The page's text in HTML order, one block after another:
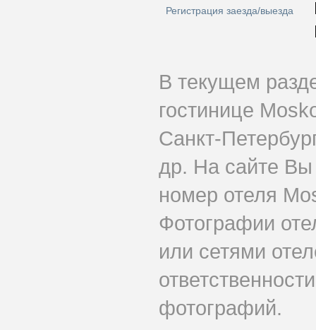
Регистрация заезда/выезда
В текущем
гостинице
Санкт-
др. На сайте Вы
номер отеля
Фотографии
или сетями
фотографий.